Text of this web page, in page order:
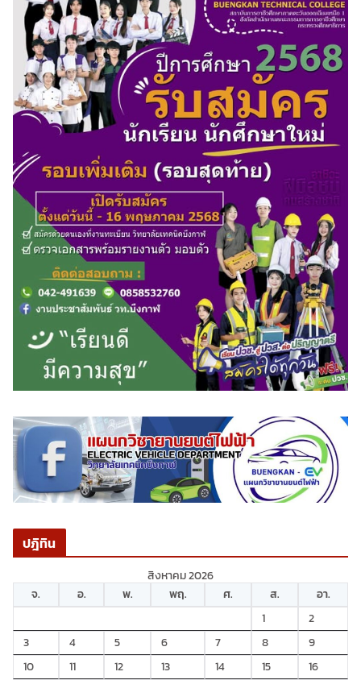
ปฎิทิน
สิงหาคม 2026
จ.
อ. พ. พฤ. ศ. ส.
อา.
1
2
3
4 5 6 7 8
9
10
11 12 13 14 15
16